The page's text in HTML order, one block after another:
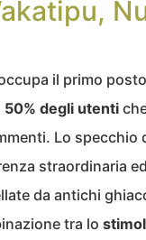
il primo
50% degli utenti
Lo specchio
straordinaria
da antichi
tra lo